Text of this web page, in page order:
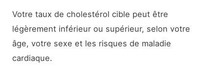
Votre taux de cholestérol cible peut être
légèrement inférieur ou supérieur, selon votre
âge, votre sexe et les risques de maladie
cardiaque.